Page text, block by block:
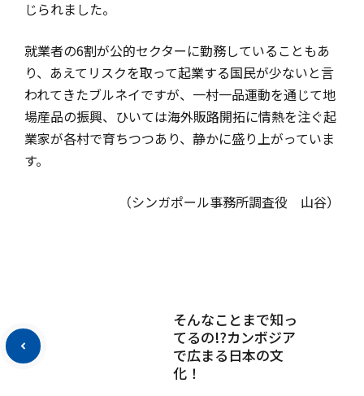
じられました。
就業者の6割が公的セクターに勤務していることもあ
り、 あえてリスクを取って起業する国民が少ないと言
われてきたブルネイですが、 一村一品運動を通じて地
場産品の振興、 ひいては海外販路開拓に情熱を注ぐ起
業家が各村で育ちつつあり、静かに盛り上がっていま
す。
（シンガポール事務所調査役 山谷）
そんなことまで知っ
てるの!?カンボジア
で広まる日本の文
化！